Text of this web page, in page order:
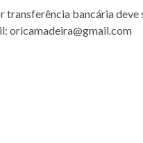
transferência bancária
oricamadeira@gmail.com